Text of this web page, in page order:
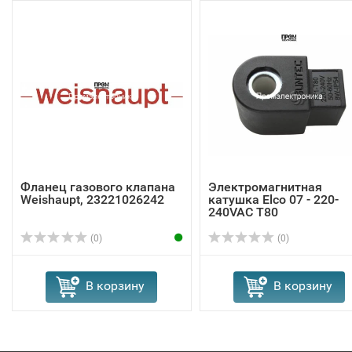
Фланец газового клапана
Weishaupt, 23221026242
(0)
В корзину
Электромагнитная
катушка Elco 07 - 220-
240VAC T80
(0)
В корзину